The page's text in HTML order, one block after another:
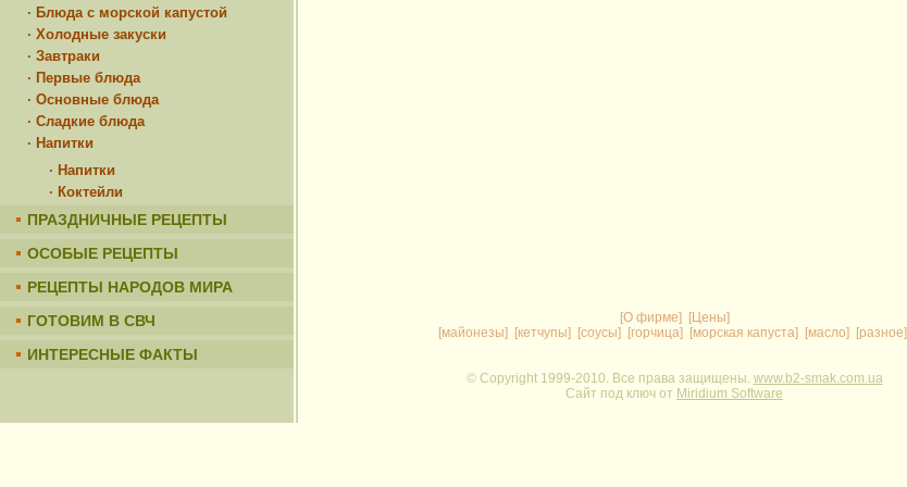
· Блюда с морской капустой
· Холодные закуски
· Завтраки
· Первые блюда
· Основные блюда
· Сладкие блюда
· Напитки
· Напитки
· Коктейли
ПРАЗДНИЧНЫЕ РЕЦЕПТЫ
ОСОБЫЕ РЕЦЕПТЫ
РЕЦЕПТЫ НАРОДОВ МИРА
ГОТОВИМ В СВЧ
ИНТЕРЕСНЫЕ ФАКТЫ
[О фирме]
[Цены]
[майонезы]
[кетчупы] [соусы] [горчица] [морская капуста] [масло] [разное]
© Copyright 1999-2010. Все права защищены. www.b2-smak.com.ua
Сайт под ключ от Miridium Software